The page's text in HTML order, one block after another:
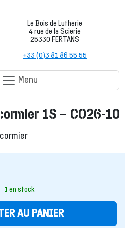
Le Bois de Lutherie
4 rue de la Scierie
25330 FERTANS
+33 (0)3 81 86 55 55
Menu
1S – CO26-10
1 en stock
AU PANIER